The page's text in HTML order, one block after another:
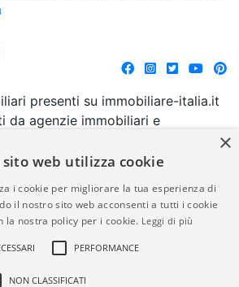
presenti su immobiliare-italia.it
da agenzie immobiliari e
o l'avallo da parte di
quest'ultima. immobiliare-italia.it
della veridicità, della
della normativa in
o di alcun altro aspetto dei
×
sito web utilizza cookie
i cookie per migliorare la tua esperienza di
il nostro sito web acconsenti a tutti i cookie
la nostra policy per i cookie. Leggi di più
PERFORMANCE
NON CLASSIFICATI